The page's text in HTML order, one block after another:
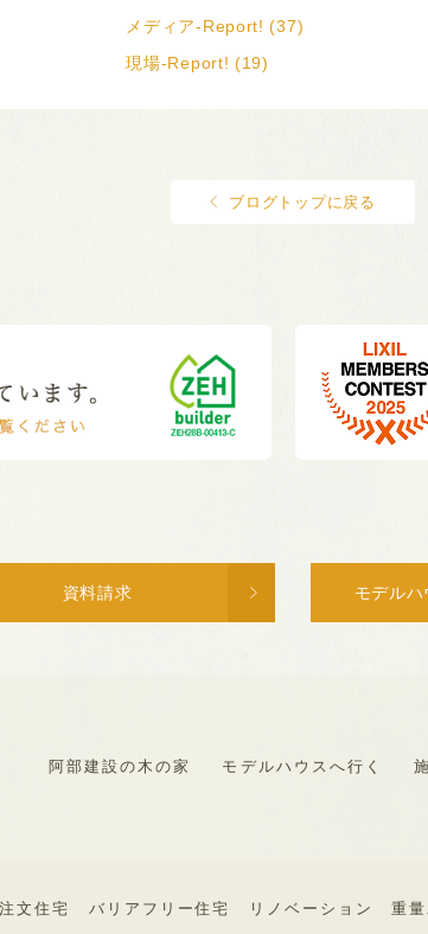
メディア-Report! (37)
現場-Report! (19)
ブログトップに戻る
資料請求 モデル
阿部建設の木の家 モデルハウスへ行く
注文住宅 バリアフリー住宅 リノベーション 重